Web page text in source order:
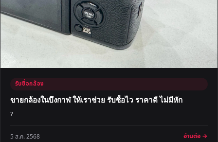
รับซื้อกล้อง
ขายกล้องในบึงกาฬ ให้เราช่วย รับซื้อไว ราคาดี ไม่มีหัก
?
5 ส.ค. 2568 อ่านต่อ →